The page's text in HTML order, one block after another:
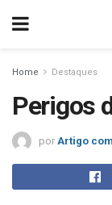
Home Destaques
Perigos
por Artigo